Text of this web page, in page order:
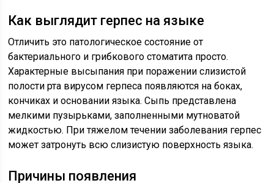
Как выглядит герпес на языке
Отличить это патологическое состояние от
бактериального и грибкового стоматита просто.
Характерные высыпания при поражении слизистой
полости рта вирусом герпеса появляются на боках,
кончиках и основании языка. Сыпь представлена
мелкими пузырьками, заполненными мутноватой
жидкостью. При тяжелом течении заболевания герпес
может затронуть всю слизистую поверхность языка.
Причины появления